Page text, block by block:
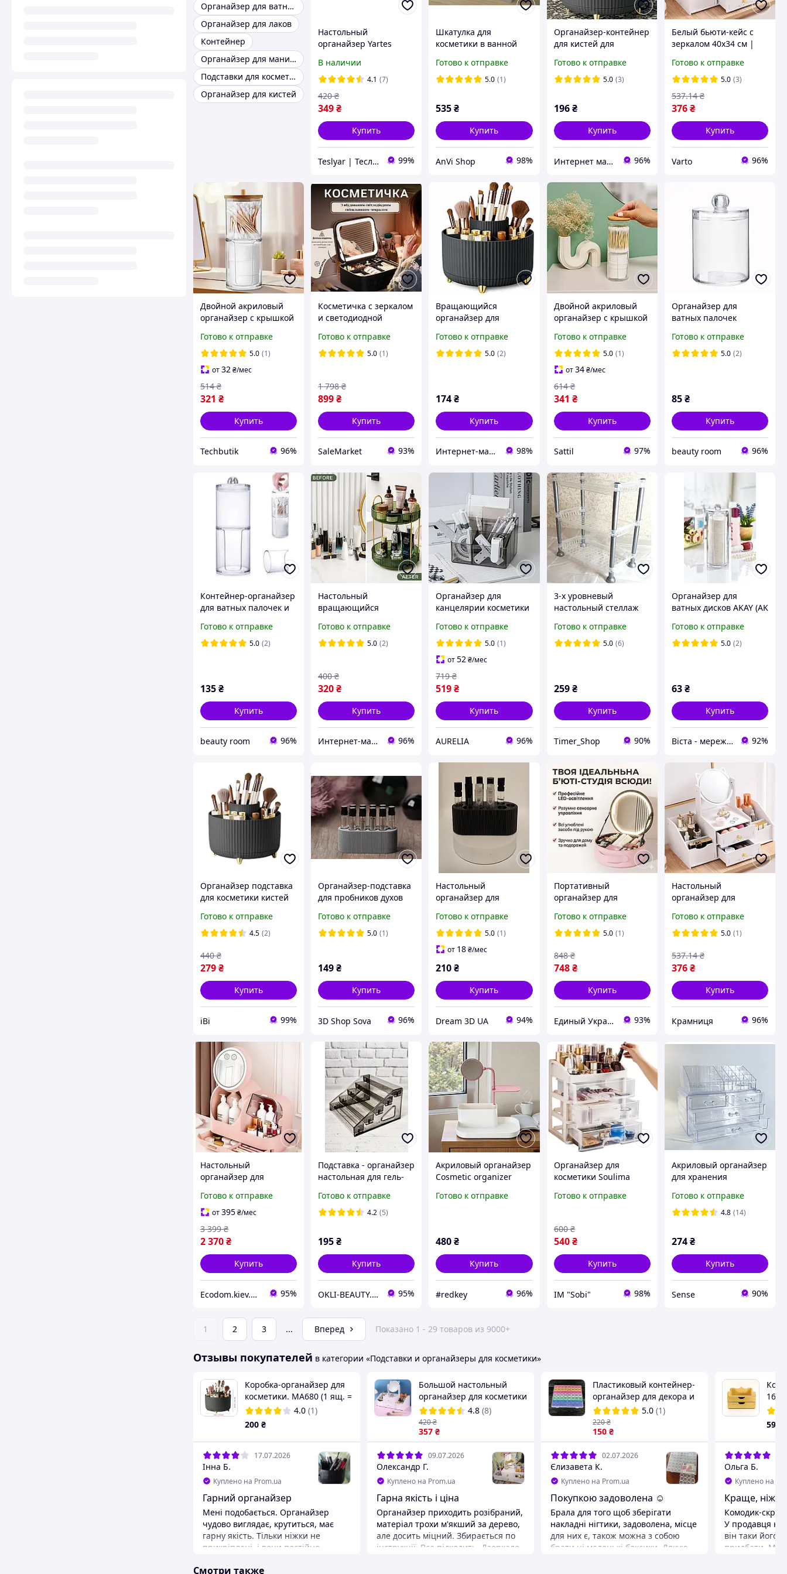
Органайзер для ватных палочек
Органайзер для лаков
Контейнер
Органайзер для маникюра
Подставки для косметики
Органайзер для кистей
Настольный
органайзер Yartes
украшений и
косметики с
выдвижными ящиками
26,6х16х11 см Белый
В наличии
4.1 (7)
349₴
420 ₴
Купить
Teslyar | Тесляр | Всё для дома | Подарки | Опт 99%
Шкатулка для
косметики в ванной
Готово к отправке
5.0 (1)
535₴
Купить
AnVi Shop 98%
Органайзер-контейнер
для кистей для
вращающийся
Готово к отправке
5.0 (3)
196 ₴
Купить
Интернет магазин "Нужные покупки" 96%
Белый бьюти-кейс с
зеркалом 40х34 см |
косметики |
Органайзер для
хранения косметики
Готово к отправке
5.0 (3)
376₴
537.14 ₴
Купить
Varto 96%
Двойной акриловый
органайзер с крышкой
палочек прозрачный
Purlov
Готово к отправке
5.0 (1)
от32 ₴/мес
321 ₴
514 ₴
Купить
Techbutik 96%
Косметичка с зеркалом
и светодиодной
косметичка органайзер
с отделениями и лед
Готово к отправке
5.0 (1)
899₴
1 798 ₴
Купить
SaleMarket 93%
Вращающийся
органайзер для
отделениями, чёрный
бьюти бокс для кистей
Готово к отправке
5.0 (2)
174₴
Купить
Интернет-магазин BlackFox 98%
Двойной акриловый
органайзер с крышкой
палочек прозрачный 2
отделения
Готово к отправке
5.0 (1)
от34 ₴/мес
341 ₴
614 ₴
Купить
Sattil 97%
Органайзер для
ватных палочек
Готово к отправке
5.0 (2)
85₴
Купить
beauty room 96%
Контейнер-органайзер
для ватных палочек и
2 в 1, прозрачный
Готово к отправке
5.0 (2)
135₴
Купить
beauty room 96%
Настольный
вращающийся
косметики 360°, 2
уровня, 32 см. для
Готово к отправке
5.0 (2)
320₴
400 ₴
Купить
Интернет-магазин focus-shop 96%
Органайзер для
канцелярии косметики
для ручек бокс для
карандашей
фломастеров 5
отделений
Готово к отправке
5.0 (1)
от52₴/мес
519₴
719 ₴
Купить
AURELIA 96%
3-х уровневый
настольный стеллаж
аксессуаров
Органайзер для
Готово к отправке
5.0 (6)
259 ₴
Купить
Timer_Shop 90%
Органайзер для
ватных дисков AKAY (AK
Готово к отправке
5.0 (2)
63₴
Купить
Віста - мережа будівельно-господарчих маркетів 92%
Органайзер подставка
для косметики кистей
вращающийся Черный
(60935)
Готово к отправке
4.5 (2)
279₴
440 ₴
Купить
іВі 99%
Органайзер-подставка
для пробников духов
(9х3.5х3.5 см), серый
Готово к отправке
5.0 (1)
149₴
Купить
3D Shop Sova 96%
Настольный
органайзер для
парфюмерных
тестеров в ванную
Подставка пластиковая
на 10 штук тестеров
для духов
Готово к отправке
5.0 (1)
от 18₴/мес
210₴
Купить
Dream 3D UA 94%
Портативный
органайзер для
1643 зеркалом и
сенсорной подсветкой
Готово к отправке
5.0 (1)
748 ₴
848 ₴
Купить
Единый Украинский 93%
Настольный
органайзер для
40х34,5х20см, Белый /
Подставка для
Органайзер для
косметики
Готово к отправке
5.0 (1)
376₴
537.14 ₴
Купить
Крамниця 96%
Настольный
органайзер для
зеркалом, LED и
обдувом
Готово к отправке
от395₴/мес
2 370₴
3 399 ₴
Купить
Еcodom.kiev.ua Интеренет-магазин 95%
Подставка - органайзер
настольная для гель-
на 5 полочек
пластиковая (черная)
Готово к отправке
4.2 (5)
195₴
Купить
OKLI-BEAUTY. Продукция для мастеров маникюра и бровистов. 95%
Акриловый органайзер
Cosmetic organizer
зеркалом
Готово к отправке
480₴
Купить
#redkey 96%
Органайзер для
косметики Soulima
Готово к отправке
540 ₴
600 ₴
Купить
ІМ "Sobi" 98%
Акриловый органайзер
для хранения
бижутерии на 4 яруса
(MA-61) SN27
Готово к отправке
4.8 (14)
274₴
Купить
Sense 90%
1 2 3 ... Вперед Показано 1 - 29 товаров из 9000+
Отзывы покупателей в категории «Подставки и органайзеры для косметики»
Коробка-органайзер для
косметики. MA680 (1 ящ. =
36 шт.)
4.0 (1)
200 ₴
17.07.2026
Інна Б.
Куплено на Prom.ua
Гарний органайзер
Мені подобається. Органайзер
чудово виглядає, крутиться, має
гарну якість. Тільки ніжки не
прикріплені, і вони постійно
потрібно приклеїти самостійно. Це
Большой настольный
органайзер для косметики
с зеркалом и ящиками,
DIY бокс для макияжа на 5
секций, белый
4.8 (8)
357 ₴
420₴
09.07.2026
Олександр Г.
Куплено на Prom.ua
Гарна якість і ціна
Органайзер приходить розібраний,
матеріал трохи м'якший за дерево,
але досить міцний. Збирається по
інструкції. Все підходить. Дзеркало
Пластиковый контейнер-
органайзер для декора и
страз разноцветный (56
ячеек)
5.0 (1)
150 ₴
220₴
02.07.2026
Єлизавета К.
Куплено на Prom.ua
Покупкою задоволена ☺️
Брала для того щоб зберігати
накладні нігтики, задоволена, місце
для них є, також можна з собою
брати ці маленькі боксики. Дякую
16
мм
591
Ольга Б.
Куплено на
Краще, ніж
Комодик-
У продавця не
він таки його
придбати. Маю
Смотри также